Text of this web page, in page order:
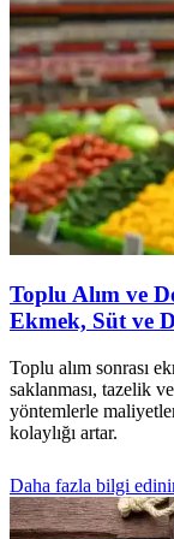
Toplu Alım ve
Ekmek, Süt ve
Toplu alım sonrası
saklanması, tazelik
yöntemlerle
kolaylığı artar.
Daha fazla bilgi